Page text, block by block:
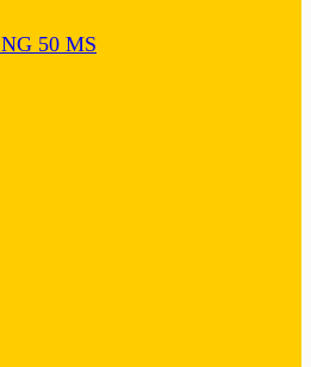
NG 50 MS